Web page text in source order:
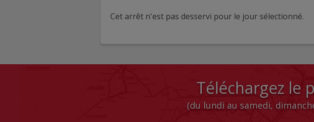
Cet arrêt n'est pas desservi pour le jour sélectionné.
Téléchargez le
(du lundi au samedi,